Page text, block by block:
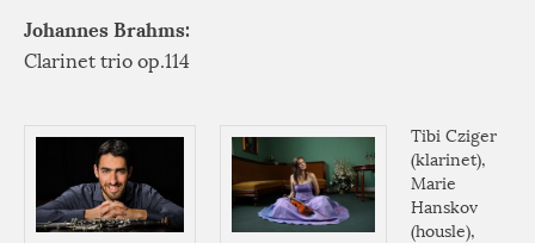
Johannes Brahms:
Clarinet trio op.114
Tibi Cziger
(klarinet),
Marie
Hanskov
(housle),